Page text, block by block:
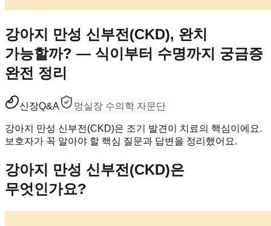
강아지 만성 신부전(CKD), 완치
가능할까? — 식이부터 수명까지 궁금증
완전 정리
신장Q&A 멍실장 수의학 자문단
강아지 만성 신부전(CKD)은 조기 발견이 치료의 핵심이에요.
보호자가 꼭 알아야 할 핵심 질문과 답변을 정리했어요.
강아지 만성 신부전(CKD)은
무엇인가요?